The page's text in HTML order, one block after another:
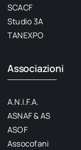
SCACF
Studio 3A
TANEXPO
Associazioni
A.N.I.F.A.
ASNAF & AS
ASOF
Assocofani